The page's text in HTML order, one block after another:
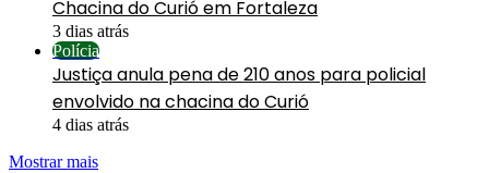
Chacina do Curió em Fortaleza
3 dias atrás
Polícia
Justiça anula pena de 210 anos para policial
envolvido na chacina do Curió
4 dias atrás
Mostrar mais